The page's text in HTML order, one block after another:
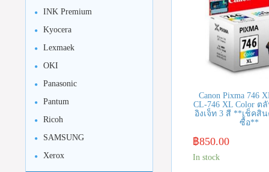
Canon Pixma 746
CL-746 XL Color ต
อิงเจ็ท 3 สี **เช็คสิ
ซื้อ**
฿850.00
In stock
INK Premium
Kyocera
Lexmaek
OKI
Panasonic
Pantum
Ricoh
SAMSUNG
Xerox